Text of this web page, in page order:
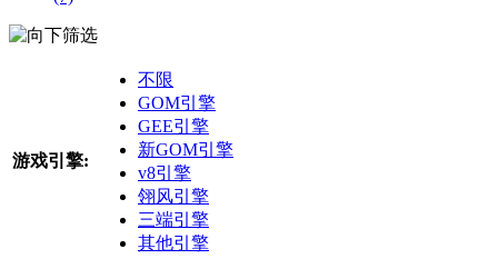
筛选
游戏引擎:
不限
GOM引擎
GEE引擎
新GOM引擎
v8引擎
翎风引擎
三端引擎
其他引擎